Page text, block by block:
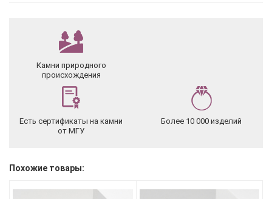
Камни природного
происхождения
Есть сертификаты на камни
от МГУ
Более 10 000 изделий
Похожие товары: